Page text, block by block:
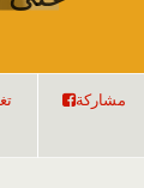
مشاركة